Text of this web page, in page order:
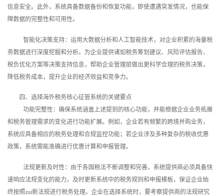
信息安全。此外，系统具备数据备份和恢复功能，即使遭遇突发情况，也能保
障数据的完整性和可用性。
智能化决策支持：运用大数据分析和人工智能技术，对企业积累的海量税
务数据进行深度挖掘和分析。为企业提供诸如税务筹划建议、风险评估报告、
税负优化方案等决策支持信息，帮助企业管理层做出更科学合理的税务决策，
降低税务成本，提升企业的经济效益和竞争力。
四、选择海外税务核心征管系统的关键要点
功能完整性：确保系统涵盖上述提到的核心功能，并能根据企业业务拓展
和税务管理需求的变化进行功能扩展。例如，企业若有频繁的跨境并购业务，
系统应具备相应的税务处理和合规监控功能；若企业涉及多种复杂的税收优惠
政策，系统需能准确进行优惠计算和申报管理。
法规更新及时性：由于各国税法不断调整和完善，系统提供商必须具备快
速响应法规变化的能力，及时更新系统中的税务规则和申报模板，保证企业始
终按照zui新法规进行税务处理。企业在选择系统时，要考察提供商的法规研究